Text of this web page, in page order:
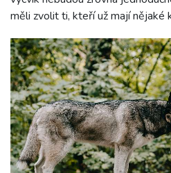
měli zvolit ti, kteří už mají nějaké